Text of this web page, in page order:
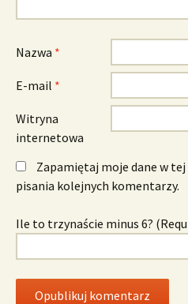
Nazwa *
E-mail *
Witryna
internetowa
Zapamiętaj moje dane w
pisania kolejnych komentarzy.
Ile to trzynaście minus 6?